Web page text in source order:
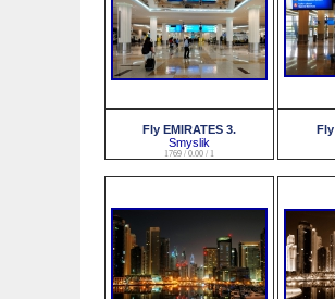
Fly EMIRATES 3.
Smyslik
1769 / 0.00 / 1
Fly